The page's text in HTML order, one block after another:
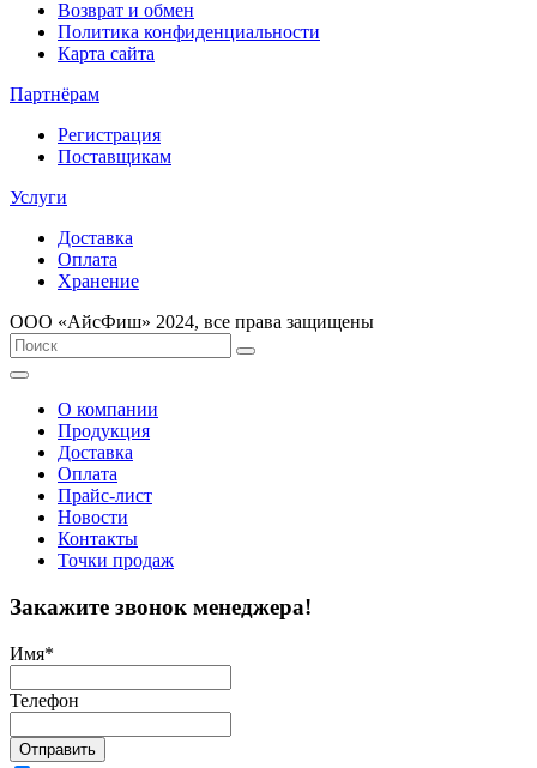
Возврат и обмен
Политика конфиденциальности
Карта сайта
Партнёрам
Регистрация
Поставщикам
Услуги
Доставка
Оплата
Хранение
ООО «AйсФиш» 2024, все права защищены
О компании
Продукция
Доставка
Оплата
Прайс-лист
Новости
Контакты
Точки продаж
Закажите звонок менеджера!
Имя*
Телефон
Отправить